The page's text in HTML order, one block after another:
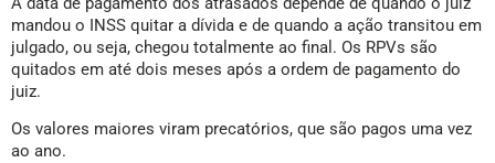
mandou o INSS quitar a dívida e de quando a ação transitou em
julgado, ou seja, chegou totalmente ao final. Os RPVs são
quitados em até dois meses após a ordem de pagamento do
juiz.
Os valores maiores viram precatórios, que são pagos uma vez
ao ano.